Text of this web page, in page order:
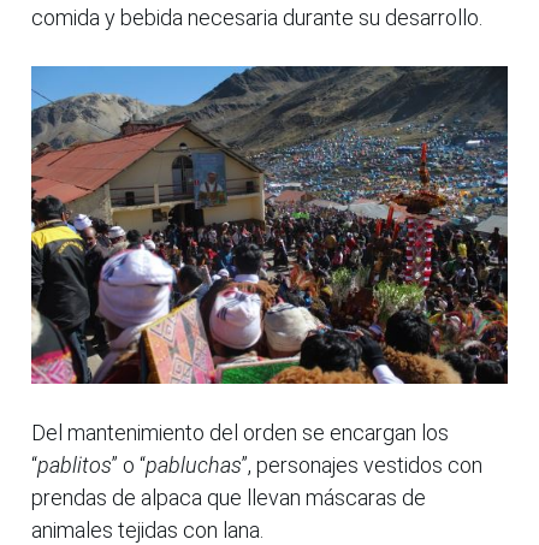
comida y bebida necesaria durante su desarrollo.
Del mantenimiento del orden se encargan los
“pablitos” o “pabluchas”, personajes vestidos con
prendas de alpaca que llevan máscaras de
animales tejidas con lana.